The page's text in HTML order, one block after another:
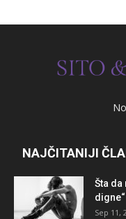
NAJČITANIJI
Šta da
Sep 11,